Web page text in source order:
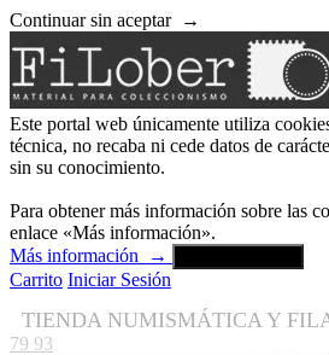
Continuar sin aceptar →
Este portal web únicamente utiliza
técnica, no recaba ni cede datos de
sin su conocimiento.
Para obtener más información sobre las
enlace «Más información».
Más información
→
Carrito Iniciar Sesión
TIENDA NUMISMÁTICA Y
79 93